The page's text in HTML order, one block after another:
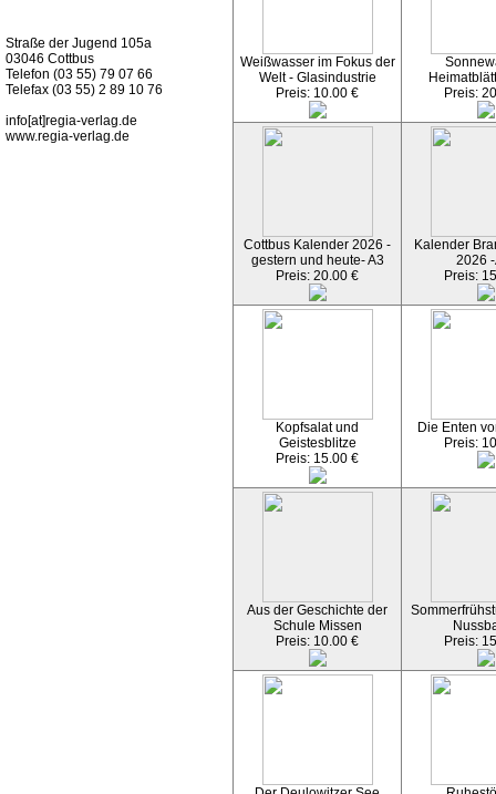
Straße der Jugend 105a
03046 Cottbus
Telefon (03 55) 79 07 66
Telefax (03 55) 2 89 10 76
info[at]regia-verlag.de
www.regia-verlag.de
Weißwasser im Fokus der
Welt - Glasindustrie
Preis: 10.00 €
Preis:
Cottbus Kalender 2026 -
gestern und heute- A3
Preis: 20.00 €
Kalender
2026
Preis:
Kopfsalat und
Geistesblitze
Preis: 15.00 €
Die Enten
Preis:
Aus der Geschichte der
Schule Missen
Preis: 10.00 €
Preis: